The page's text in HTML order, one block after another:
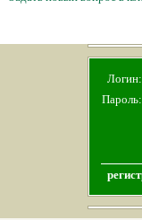
Логин:
Пароль: